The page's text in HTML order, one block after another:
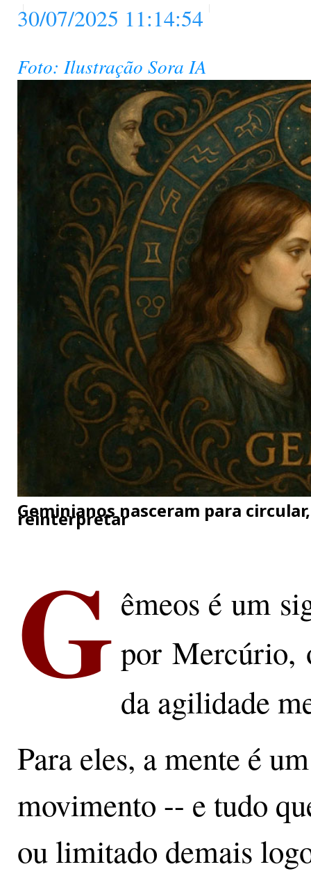
30/07/2025 11:14:54
Foto: Ilustração Sora IA
Geminianos nasceram para
reinterpretar
G êmeos é um
por Mercúrio,
da agilidade
Para eles, a mente é
movimento -- e tudo
ou limitado demais